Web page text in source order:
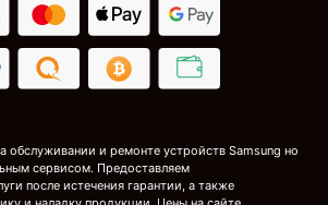
обслуживании и ремонте устройств Samsung но
сервисом. Предоставляем
после истечения гарантии, а также